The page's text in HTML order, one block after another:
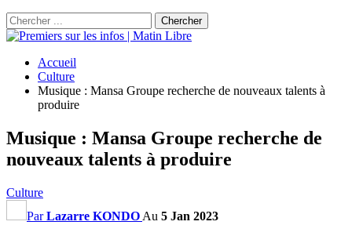
Accueil
Culture
Musique : Mansa Groupe recherche de nouveaux talents à
produire
Musique : Mansa Groupe recherche de
nouveaux talents à produire
Culture
ParLazarre KONDO Au 5 Jan 2023